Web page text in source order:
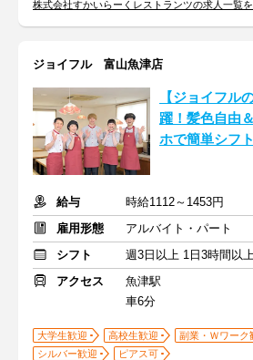
株式会社すかいらーくレストランツの求人一覧
ジョイフル 富山魚津店
【ジョイフル
躍！髪色自由
ホで簡単シフ
給与
時給1112～1453円
雇用形態
アルバイト・パート
シフト
週3日以上 1日3時間以
アクセス
魚津駅
車6分
大学生歓迎 高校生歓迎
副業・Ｗワーク
シルバー歓迎
ピアス可